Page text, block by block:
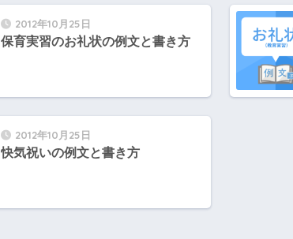
2012年10月25日
保育実習のお礼状の例文と書き方
2012年10月25日
快気祝いの例文と書き方